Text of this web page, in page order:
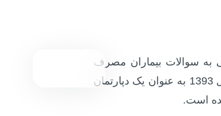
به سوالات بیماران مصرف
کننده داروهای تحت فروش ارکیدفارمد در سال 1393 به عنوان یک دپارتمان
است.